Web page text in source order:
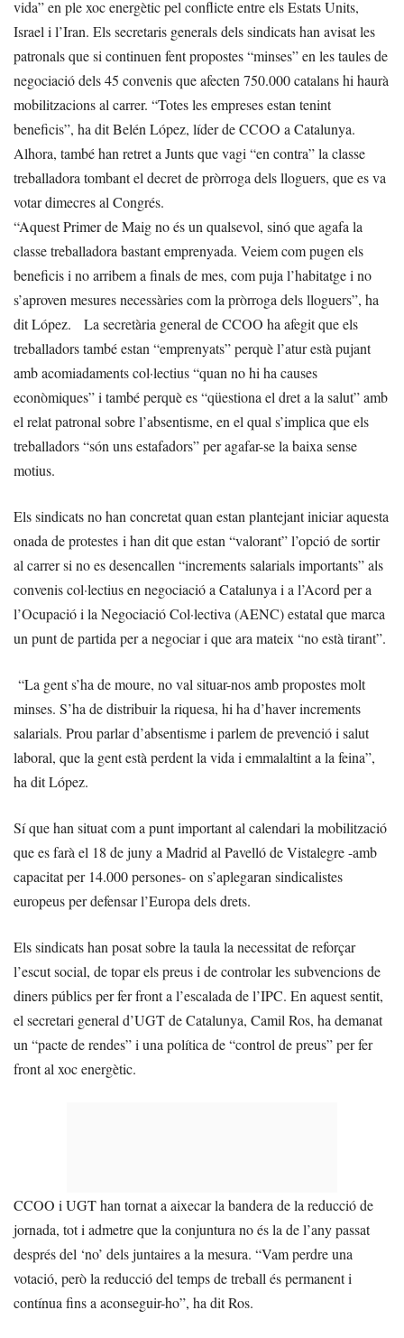
vida” en ple xoc energètic pel conflicte entre els Estats Units,
Israel i l’Iran. Els secretaris generals dels sindicats han avisat les
patronals que si continuen fent propostes “minses” en les taules de
negociació dels 45 convenis que afecten 750.000 catalans hi haurà
mobilitzacions al carrer. “Totes les empreses estan tenint
beneficis”, ha dit Belén López, líder de CCOO a Catalunya.
Alhora, també han retret a Junts que vagi “en contra” la classe
treballadora tombant el decret de pròrroga dels lloguers, que es va
votar dimecres al Congrés.
“Aquest Primer de Maig no és un qualsevol, sinó que agafa la
classe treballadora bastant emprenyada. Veiem com pugen els
beneficis i no arribem a finals de mes, com puja l’habitatge i no
s’aproven mesures necessàries com la pròrroga dels lloguers”, ha
dit López. La secretària general de CCOO ha afegit que els
treballadors també estan “emprenyats” perquè l’atur està pujant
amb acomiadaments col·lectius “quan no hi ha causes
econòmiques” i també perquè es “qüestiona el dret a la salut” amb
el relat patronal sobre l’absentisme, en el qual s’implica que els
treballadors “són uns estafadors” per agafar-se la baixa sense
motius.
Els sindicats no han concretat quan estan plantejant iniciar aquesta
onada de protestes i han dit que estan “valorant” l’opció de sortir
al carrer si no es desencallen “increments salarials importants” als
convenis col·lectius en negociació a Catalunya i a l’Acord per a
l’Ocupació i la Negociació Col·lectiva (AENC) estatal que marca
un punt de partida per a negociar i que ara mateix “no està tirant”.
“La gent s’ha de moure, no val situar-nos amb propostes molt
minses. S’ha de distribuir la riquesa, hi ha d’haver increments
salarials. Prou parlar d’absentisme i parlem de prevenció i salut
laboral, que la gent està perdent la vida i emmalaltint a la feina”,
ha dit López.
Sí que han situat com a punt important al calendari la mobilització
que es farà el 18 de juny a Madrid al Pavelló de Vistalegre -amb
capacitat per 14.000 persones- on s’aplegaran sindicalistes
europeus per defensar l’Europa dels drets.
Els sindicats han posat sobre la taula la necessitat de reforçar
l’escut social, de topar els preus i de controlar les subvencions de
diners públics per fer front a l’escalada de l’IPC. En aquest sentit,
el secretari general d’UGT de Catalunya, Camil Ros, ha demanat
un “pacte de rendes” i una política de “control de preus” per fer
front al xoc energètic.
CCOO i UGT han tornat a aixecar la bandera de la reducció de
jornada, tot i admetre que la conjuntura no és la de l’any passat
després del ‘no’ dels juntaires a la mesura. “Vam perdre una
votació, però la reducció del temps de treball és permanent i
contínua fins a aconseguir-ho”, ha dit Ros.